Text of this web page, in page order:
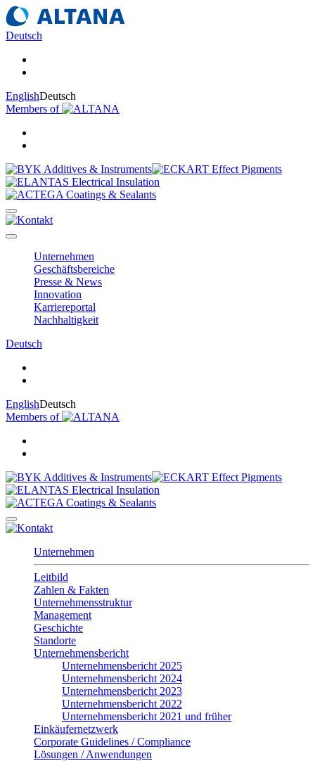
Deutsch
EnglishDeutsch
Members of
Unternehmen
Geschäftsbereiche
Presse & News
Innovation
Karriereportal
Nachhaltigkeit
Deutsch
EnglishDeutsch
Members of
Unternehmen
Leitbild
Zahlen & Fakten
Unternehmensstruktur
Management
Geschichte
Standorte
Unternehmensbericht
Unternehmensbericht 2025
Unternehmensbericht 2024
Unternehmensbericht 2023
Unternehmensbericht 2022
Unternehmensbericht 2021 und früher
Einkäufernetzwerk
Corporate Guidelines / Compliance
Lösungen / Anwendungen